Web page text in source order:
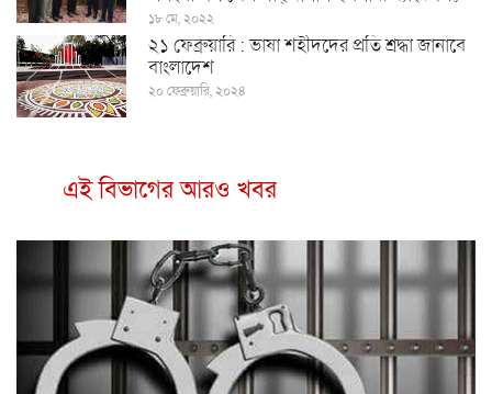
১৮ মে, ২০২২
২১ ফেব্রুয়ারি : ভাষা শহীদদের প্রতি শ্রদ্ধা জানাবে
বাংলাদেশ
২০ ফেব্রুয়ারি, ২০২৪
এই বিভাগের আরও খবর